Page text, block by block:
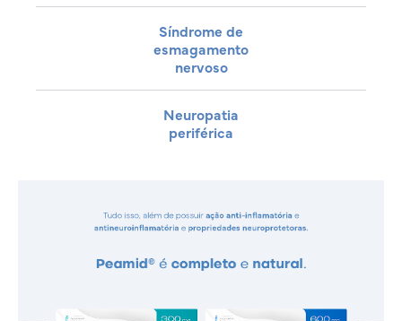
Síndrome de
esmagamento
nervoso
Neuropatia
periférica